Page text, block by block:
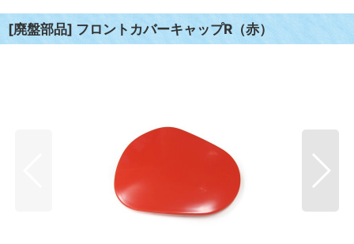
[廃盤部品] フロントカバーキャップR（赤）